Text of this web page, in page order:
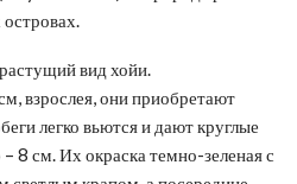
вид хойи.
взрослея, они приобретают
легко вьются и дают круглые
8 см. Их окраска темно-зеленая с